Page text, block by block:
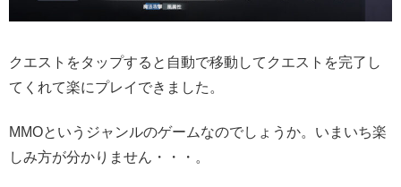
クエストをタップすると自動で移動してクエストを完了し
てくれて楽にプレイできました。
MMOというジャンルのゲームなのでしょうか。いまいち楽
しみ方が分かりません・・・。